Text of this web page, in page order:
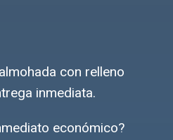
con relleno
inmediata.
económico?